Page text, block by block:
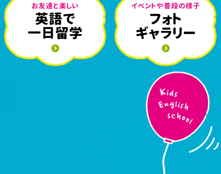
お友達と楽しい
英語で
一日留学
イベントや普段の様子
フォト
ギャラリー